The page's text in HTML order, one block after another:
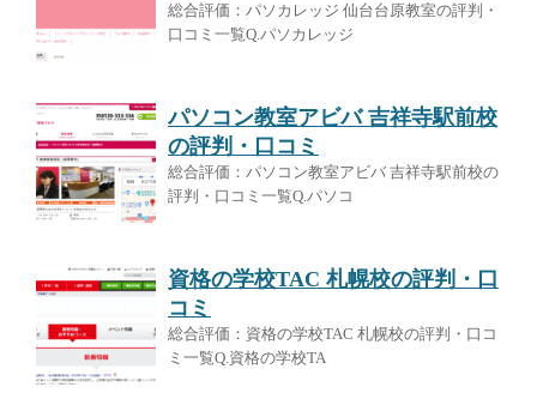
総合評価：パソカレッジ 仙台台原教室の評判・
口コミ一覧Q.パソカレッジ
パソコン教室アビバ 吉祥寺駅前校
の評判・口コミ
総合評価：パソコン教室アビバ 吉祥寺駅前校の
評判・口コミ一覧Q.パソコ
資格の学校TAC 札幌校の評判・口
コミ
総合評価：資格の学校TAC 札幌校の評判・口コ
ミ一覧Q.資格の学校TA